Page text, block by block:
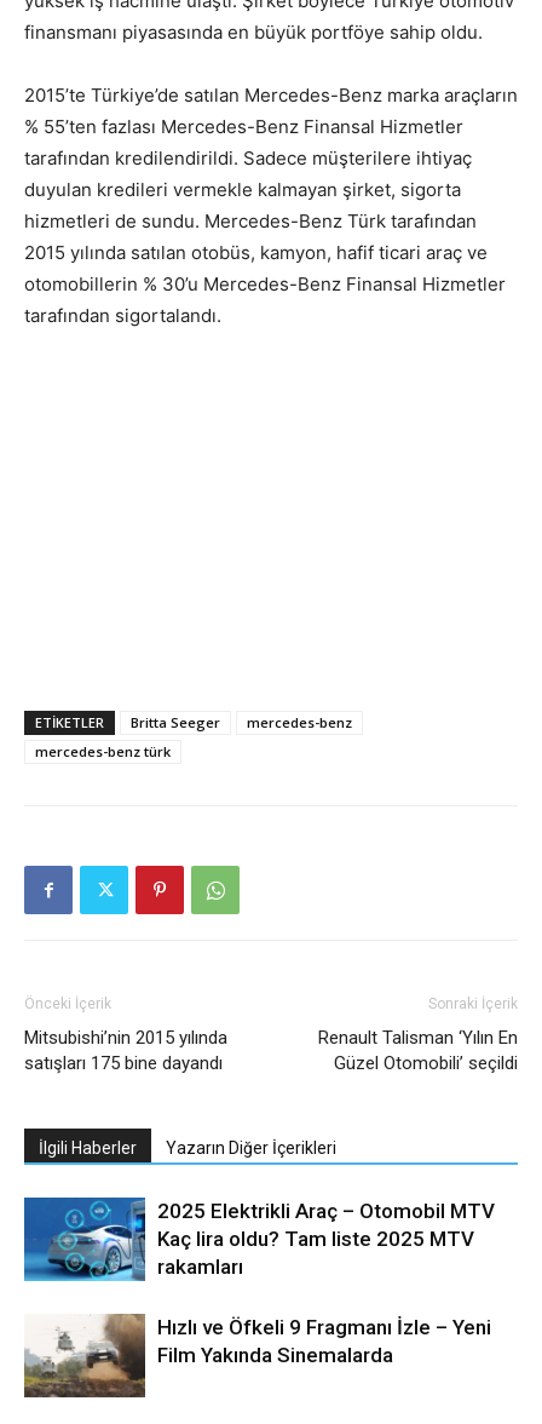
finansmanı piyasasında en büyük portföye sahip oldu.
2015’te Türkiye’de satılan Mercedes-Benz marka araçların
% 55’ten fazlası Mercedes-Benz Finansal Hizmetler
tarafından kredilendirildi. Sadece müşterilere ihtiyaç
duyulan kredileri vermekle kalmayan şirket, sigorta
hizmetleri de sundu. Mercedes-Benz Türk tarafından
2015 yılında satılan otobüs, kamyon, hafif ticari araç ve
otomobillerin % 30’u Mercedes-Benz Finansal Hizmetler
tarafından sigortalandı.
ETIKETLER Britta Seeger
mercedes-benz
mercedes-benz türk
Önceki İçerik
Mitsubishi’nin 2015 yılında
satışları 175 bine dayandı
Sonraki İçerik
Renault Talisman ‘Yılın En
Güzel Otomobili’ seçildi
İlgili Haberler Yazarın Diğer İçerikleri
2025 Elektrikli Araç – Otomobil MTV
Kaç lira oldu? Tam liste 2025 MTV
rakamları
Hızlı ve Öfkeli 9 Fragmanı İzle – Yeni
Film Yakında Sinemalarda